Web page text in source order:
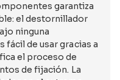
garantiza
el destornillador
ninguna
fácil de usar gracias a
el proceso de
de fijación. La